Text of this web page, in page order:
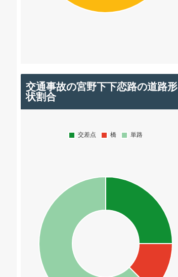
交通事故の宮野下下恋路の道路形
状割合